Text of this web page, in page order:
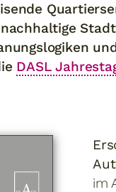
DASL
im